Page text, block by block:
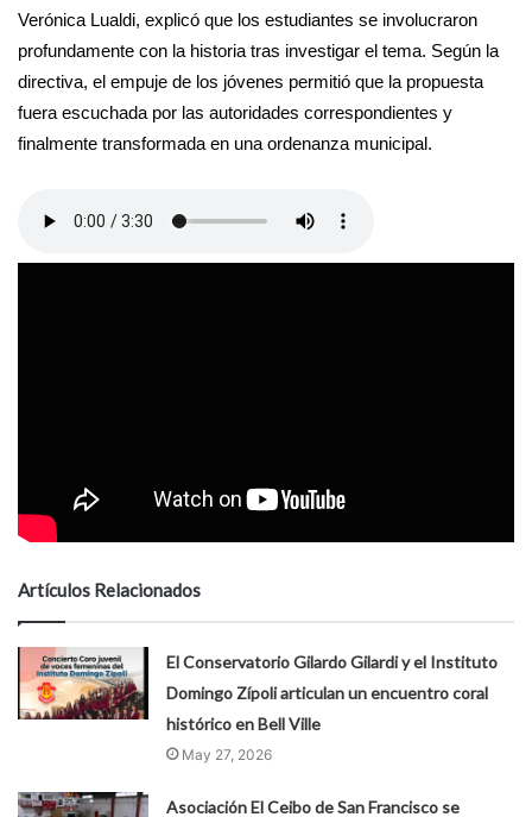
Verónica Lualdi, explicó que los estudiantes se involucraron
profundamente con la historia tras investigar el tema. Según la
directiva, el empuje de los jóvenes permitió que la propuesta
fuera escuchada por las autoridades correspondientes y
finalmente transformada en una ordenanza municipal.
Artículos Relacionados
El Conservatorio Gilardo Gilardi y el Instituto
Domingo Zípoli articulan un encuentro coral
histórico en Bell Ville
May 27, 2026
Asociación El Ceibo de San Francisco se